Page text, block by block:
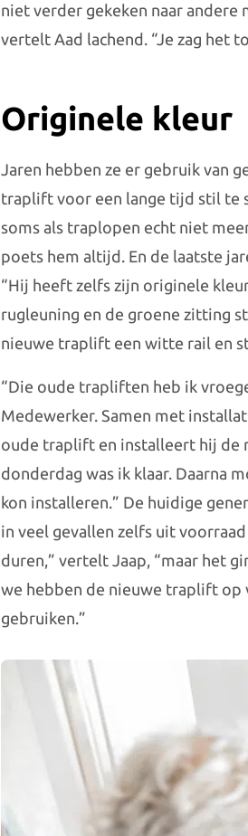
niet verder gekeken naar andere
vertelt Aad lachend. “Je zag het
Originele kleur
Jaren hebben ze er gebruik van
traplift voor een lange tijd stil te
soms als traplopen echt niet
poets hem altijd. En de laatste
“Hij heeft zelfs zijn originele
rugleuning en de groene zitting
nieuwe traplift een witte rail en
“Die oude trapliften heb ik
Medewerker. Samen met
oude traplift en installeert hij de
donderdag was ik klaar. Daarna
kon installeren.” De huidige
in veel gevallen zelfs uit
duren,” vertelt Jaap, “maar het
we hebben de nieuwe traplift op
gebruiken.”